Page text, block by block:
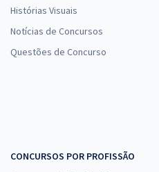
Histórias Visuais
Notícias de Concursos
Questões de Concurso
CONCURSOS POR PROFISSÃO